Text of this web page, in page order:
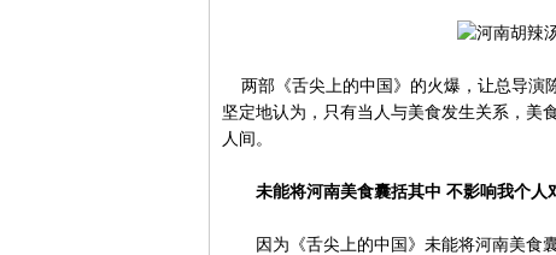
两部《舌尖上的中国》的火爆，让总导演
坚定地认为，只有当人与美食发生关系，美
人间。
未能将河南美食囊括其中 不影响我个人
因为《舌尖上的中国》未能将河南美食囊